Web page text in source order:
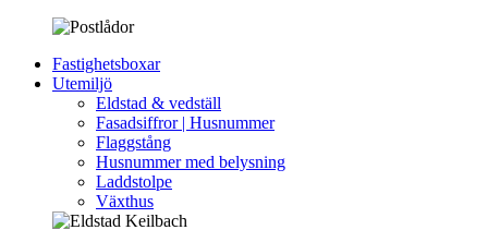
Fastighetsboxar
Utemiljö
Eldstad & vedställ
Fasadsiffror | Husnummer
Flaggstång
Husnummer med belysning
Laddstolpe
Växthus